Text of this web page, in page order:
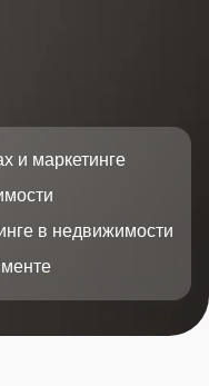
и маркетинге
в недвижимости